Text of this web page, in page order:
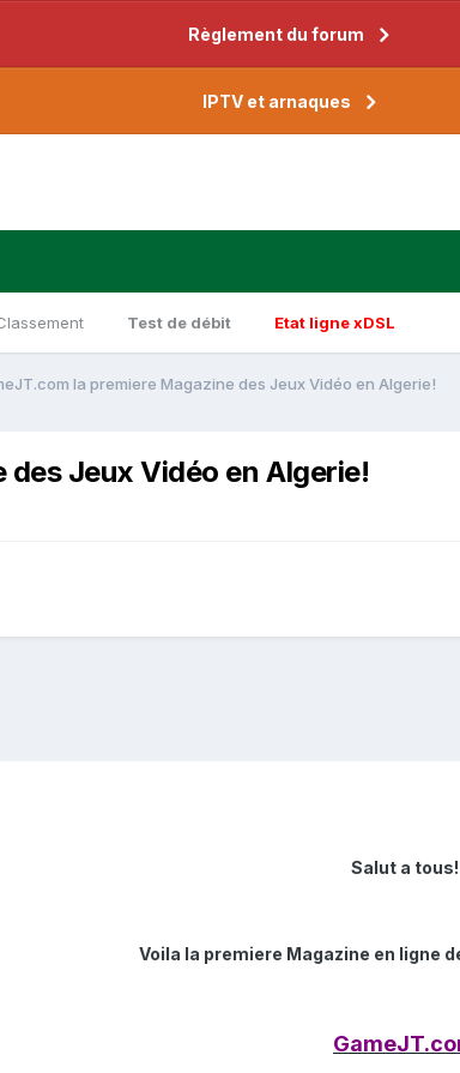
Règlement du forum
IPTV et arnaques
Test de débit Etat ligne xDSL
la premiere Magazine des Jeux Vidéo en Algerie!
des Jeux Vidéo en Algerie!
Salut a tous!
Voila la premiere Magazine en ligne